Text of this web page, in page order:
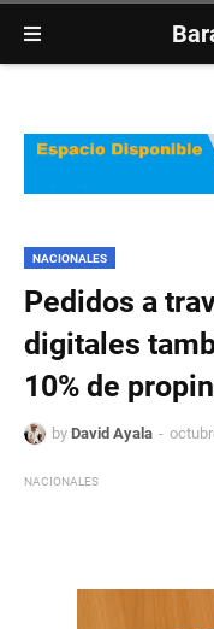
NACIONALES
Pedidos a
digitales
10% de
by David Ayala
NACIONALES